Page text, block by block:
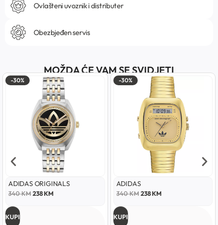
Ovlašteni uvoznik i distributer
Obezbjeđen servis
MOŽDA ĆE VAM SE SVIDJETI
-30%
ADIDAS ORIGINALS
340KM238KM
KUPI
-30%
ADIDAS
340KM 238KM
KUPI